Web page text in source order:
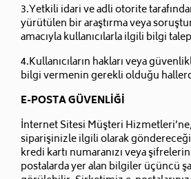
3.Yetkili idari ve adli otorite
yürütülen bir araştırma veya
amacıyla kullanıcılarla ilgili bilgi
4.Kullanıcıların hakları veya
bilgi vermenin gerekli olduğu
E-POSTA GÜVENLİĞİ
İnternet Sitesi Müşteri
siparişinizle ilgili olarak
kredi kartı numaranızı veya
postalarda yer alan bilgiler üçüncü